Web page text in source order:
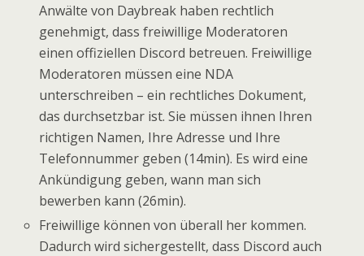
Anwälte von Daybreak haben rechtlich
genehmigt, dass freiwillige Moderatoren
einen offiziellen Discord betreuen. Freiwillige
Moderatoren müssen eine NDA
unterschreiben – ein rechtliches Dokument,
das durchsetzbar ist. Sie müssen ihnen Ihren
richtigen Namen, Ihre Adresse und Ihre
Telefonnummer geben (14min). Es wird eine
Ankündigung geben, wann man sich
bewerben kann (26min).
Freiwillige können von überall her kommen.
Dadurch wird sichergestellt, dass Discord auch